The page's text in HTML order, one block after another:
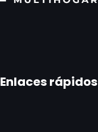
Enlaces rápidos